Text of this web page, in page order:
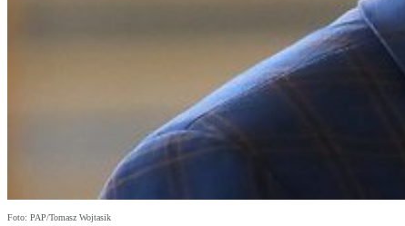
Foto: PAP/Tomasz Wojtasik